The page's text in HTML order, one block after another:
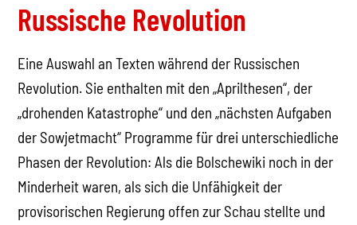
Russische Revolution
Eine Auswahl an Texten während der Russischen
Revolution. Sie enthalten mit den „Aprilthesen“, der
„drohenden Katastrophe“ und den „nächsten Aufgaben
der Sowjetmacht“ Programme für drei unterschiedliche
Phasen der Revolution: Als die Bolschewiki noch in der
Minderheit waren, als sich die Unfähigkeit der
provisorischen Regierung offen zur Schau stellte und